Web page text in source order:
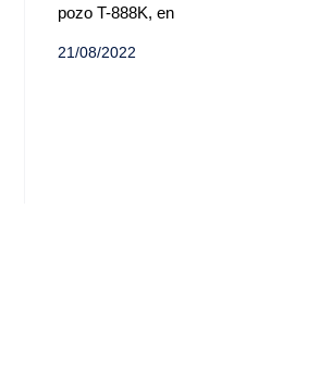
pozo T-888K, en
21/08/2022